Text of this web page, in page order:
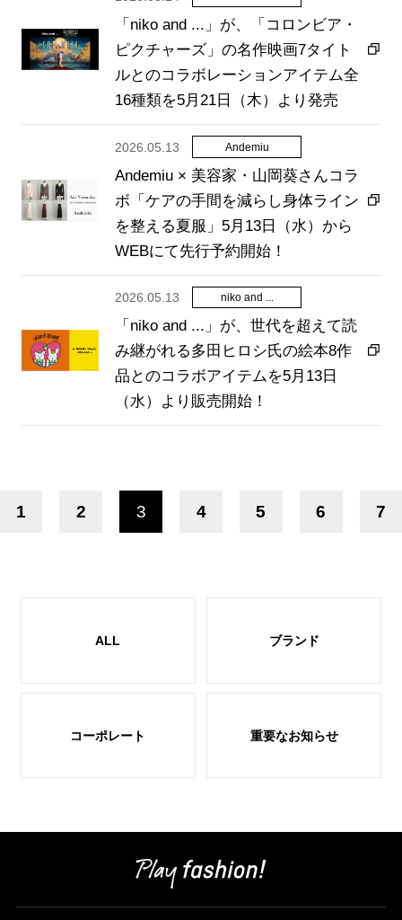
「niko and ...」が、「コロンビア・
ピクチャーズ」の名作映画7タイト
ルとのコラボレーションアイテム全
16種類を5月21日（木）より発売
Andemiu × 美容家・山岡葵さんコラ
ボ「ケアの手間を減らし身体ライン
を整える夏服」5月13日（水）から
WEBにて先行予約開始！
2026.05.13 Andemiu
「niko and ...」が、世代を超えて読
み継がれる多田ヒロシ氏の絵本8作
品とのコラボアイテムを5月13日
（水）より販売開始！
2026.05.13 niko and ...
1 2 3 4 5 6 7
ALL ブランド
コーポレート 重要なお知らせ